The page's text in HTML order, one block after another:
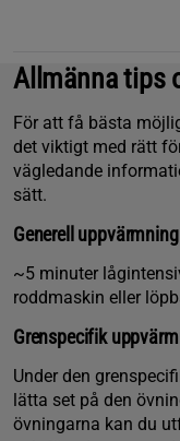
Allmänna tips
För att få bästa
det viktigt med rätt
vägledande
sätt.
Generell uppvärmning
~5 minuter
roddmaskin eller
Grenspecifik
Under den
lätta set på den
övningarna kan du